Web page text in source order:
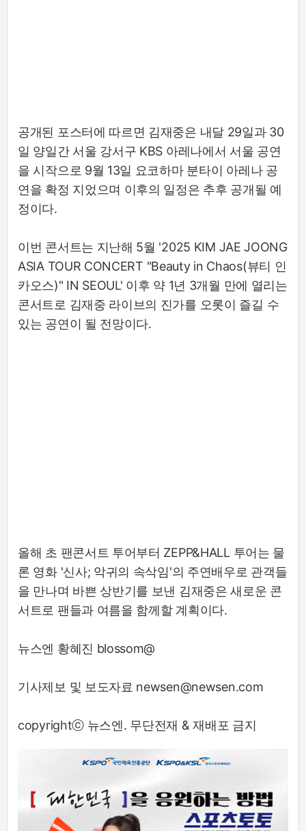
공개된 포스터에 따르면 김재중은 내달 29일과 30
일 양일간 서울 강서구 KBS 아레나에서 서울 공연
을 시작으로 9월 13일 요코하마 분타이 아레나 공
연을 확정 지었으며 이후의 일정은 추후 공개될 예
정이다.
이번 콘서트는 지난해 5월 '2025 KIM JAE JOONG
ASIA TOUR CONCERT "Beauty in Chaos(뷰티 인
카오스)" IN SEOUL' 이후 약 1년 3개월 만에 열리는
콘서트로 김재중 라이브의 진가를 오롯이 즐길 수
있는 공연이 될 전망이다.
올해 초 팬콘서트 투어부터 ZEPP&HALL 투어는 물
론 영화 '신사; 악귀의 속삭임'의 주연배우로 관객들
을 만나며 바쁜 상반기를 보낸 김재중은 새로운 콘
서트로 팬들과 여름을 함께할 계획이다.
뉴스엔 황혜진 blossom@
기사제보 및 보도자료 newsen@newsen.com
copyrightⓒ 뉴스엔. 무단전재 & 재배포 금지